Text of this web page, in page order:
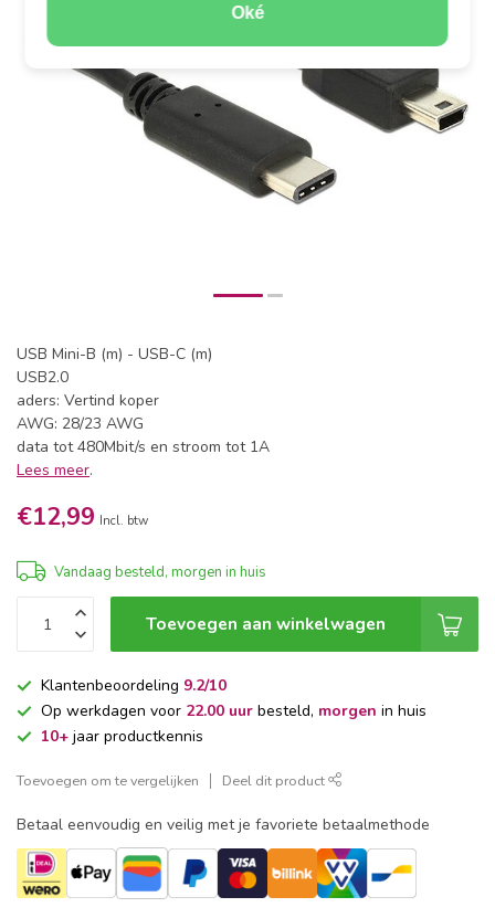
Oké
USB Mini-B (m) - USB-C (m)
USB2.0
aders: Vertind koper
AWG: 28/23 AWG
data tot 480Mbit/s en stroom tot 1A
Lees meer.
€12,99 Incl. btw
Vandaag besteld, morgen in huis
Toevoegen aan winkelwagen
Klantenbeoordeling 9.2/10
Op werkdagen voor 22.00 uur besteld, morgen in huis
10+ jaar productkennis
Toevoegen om te vergelijken Deel dit product
Betaal eenvoudig en veilig met je favoriete betaalmethode